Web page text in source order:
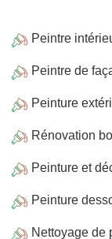
Peintre
Peintre de
Peinture
Rénovation
Peinture et
Peinture
Nettoyage de